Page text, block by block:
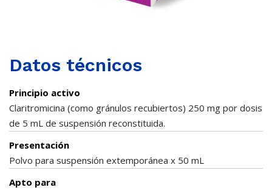
Datos técnicos
Principio activo
Claritromicina (como gránulos recubiertos) 250 mg por dosis
de 5 mL de suspensión reconstituida.
Presentación
Polvo para suspensión extemporánea x 50 mL
Apto para